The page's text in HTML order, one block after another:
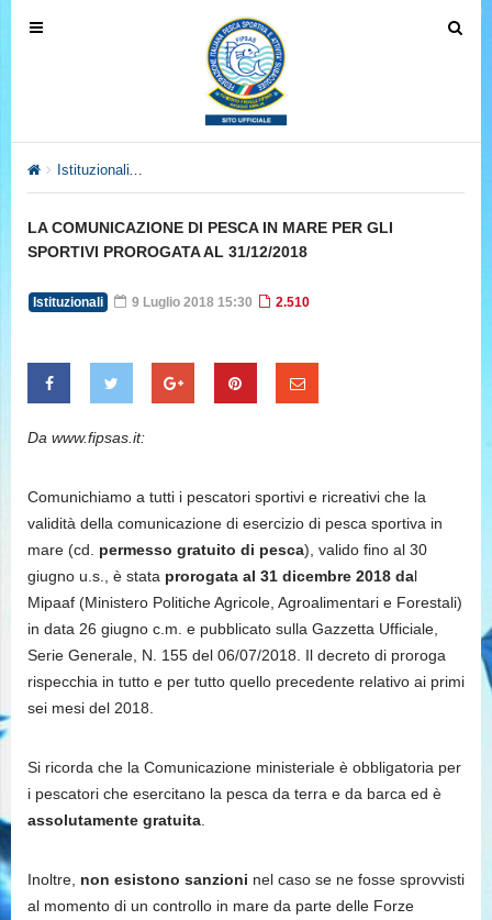
T
v
g
a
T
Istituzionali
LA COMUNICAZIONE DI PESCA IN MARE PER GLI
SPORTIVI PROROGATA AL 31/12/2018
Istituzionali 9 Luglio 2018 15:30 2.510
Da www.fipsas.it:
Comunichiamo a tutti i pescatori sportivi e ricreativi che la
validità della comunicazione di esercizio di pesca sportiva in
mare (cd. permesso gratuito di pesca), valido fino al 30
giugno u.s., è stata prorogata al 31 dicembre 2018 dal
Mipaaf (Ministero Politiche Agricole, Agroalimentari e Forestali)
in data 26 giugno c.m. e pubblicato sulla Gazzetta Ufficiale,
Serie Generale, N. 155 del 06/07/2018. Il decreto di proroga
rispecchia in tutto e per tutto quello precedente relativo ai primi
sei mesi del 2018.
Si ricorda che la Comunicazione ministeriale è obbligatoria per
i pescatori che esercitano la pesca da terra e da barca ed è
assolutamente gratuita.
Inoltre, non esistono sanzioni nel caso se ne fosse sprovvisti
al momento di un controllo in mare da parte delle Forze